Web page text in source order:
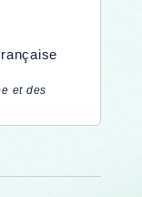
et des